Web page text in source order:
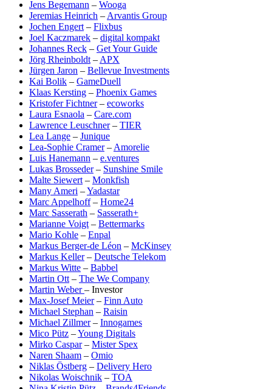
Jens Begemann – Wooga
Jeremias Heinrich – Arvantis Group
Jochen Engert – Flixbus
Joel Kaczmarek – digital kompakt
Johannes Reck – Get Your Guide
Jörg Rheinboldt – APX
Jürgen Jaron – Bellevue Investments
Kai Bolik – GameDuell
Klaas Kersting – Phoenix Games
Kristofer Fichtner– ecoworks
Laura Esnaola – Care.com
Lawrence Leuschner– TIER
Lea Lange – Junique
Lea-Sophie Cramer– Amorelie
Luis Hanemann – e.ventures
Lukas Brosseder– Sunshine Smile
Malte Siewert – Monkfish
Many Ameri –Yadastar
Marc Appelhoff– Home24
Marc Sasserath – Sasserath+
Marianne Voigt – Bettermarks
Mario Kohle – Enpal
Markus Berger-de Léon – McKinsey
Markus Keller– Deutsche Telekom
Markus Witte – Babbel
Martin Ott – The We Company
Martin Weber– Investor
Max-Josef Meier– Finn Auto
Michael Stephan – Raisin
Michael Zillmer– Innogames
Mico Pütz –Young Digitals
Mirko Caspar– Mister Spex
Naren Shaam – Omio
Niklas Östberg – Delivery Hero
Nikolas Woischnik – TOA